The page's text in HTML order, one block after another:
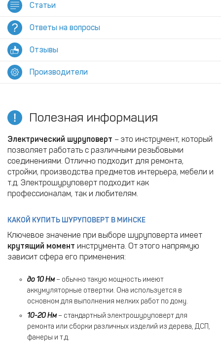
Статьи
Ответы на вопросы
Отзывы
Производители
Полезная информация
Электрический шуруповерт – это инструмент, который
позволяет работать с различными резьбовыми
соединениями. Отлично подходит для ремонта,
стройки, производства предметов интерьера, мебели и
т.д. Электрошуруповерт подходит как
профессионалам, так и любителям.
КАКОЙ КУПИТЬ ШУРУПОВЕРТ В МИНСКЕ
Ключевое значение при выборе шуруповерта имеет
крутящий момент инструмента. От этого напрямую
зависит сфера его применения:
до 10 Нм – обычно такую мощность имеют
аккумуляторные отвертки. Она используется в
основном для выполнения мелких работ по дому.
10-20 Нм – стандартный электрошуруповерт для
ремонта или сборки различных изделий из дерева, ДСП,
фанеры и т.д.